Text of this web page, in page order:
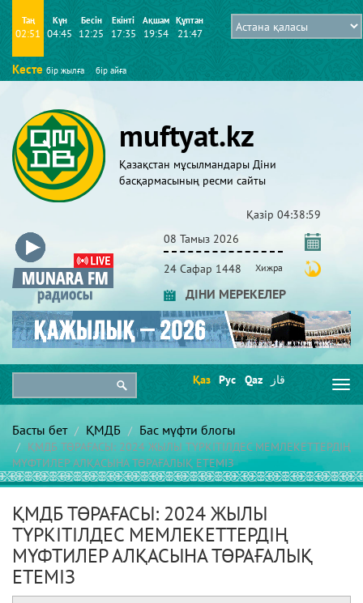
Таң
02:51
Күн
04:45
Бесін
12:25
Екінті
17:35
Ақшам
19:54
Құптан
21:47
Кесте бір жылға бір айға
muftyat.kz
Қазақстан мұсылмандары Діни
басқармасының ресми сайты
Қазір 04:39:00
08 Тамыз 2026
24 Сафар 1448 Хижра
ДІНИ МЕРЕКЕЛЕР
Қаз Рус Qaz قاز
Басты бет ҚМДБ Бас мүфти блогы
ҚМДБ ТӨРАҒАСЫ: 2024 ЖЫЛЫ ТҮРКІТІЛДЕС МЕМЛЕКЕТТЕРДІҢ
МҮФТИЛЕР АЛҚАСЫНА ТӨРАҒАЛЫҚ ЕТЕМІЗ
ҚМДБ ТӨРАҒАСЫ: 2024 ЖЫЛЫ
ТҮРКІТІЛДЕС МЕМЛЕКЕТТЕРДІҢ
МҮФТИЛЕР АЛҚАСЫНА ТӨРАҒАЛЫҚ
ЕТЕМІЗ